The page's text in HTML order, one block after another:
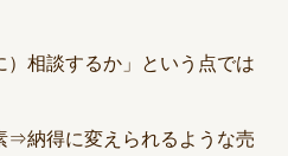
）相談するか」という点では
⇒納得に変えられるような売